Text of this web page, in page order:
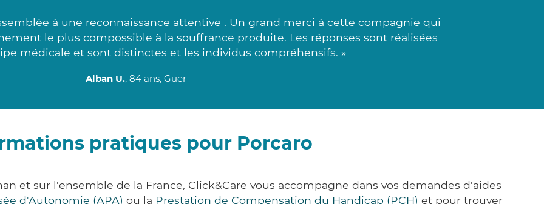
à une reconnaissance attentive . Un grand merci à cette compagnie qui
le plus compossible à la souffrance produite. Les réponses sont réalisées
médicale et sont distinctes et les individus compréhensifs. »
Alban U., 84 ans, Guer
pratiques pour Porcaro
et sur l'ensemble de la France, Click&Care vous accompagne dans vos demandes d'aides
d'Autonomie (APA) ou la Prestation de Compensation du Handicap (PCH) et pour trouver